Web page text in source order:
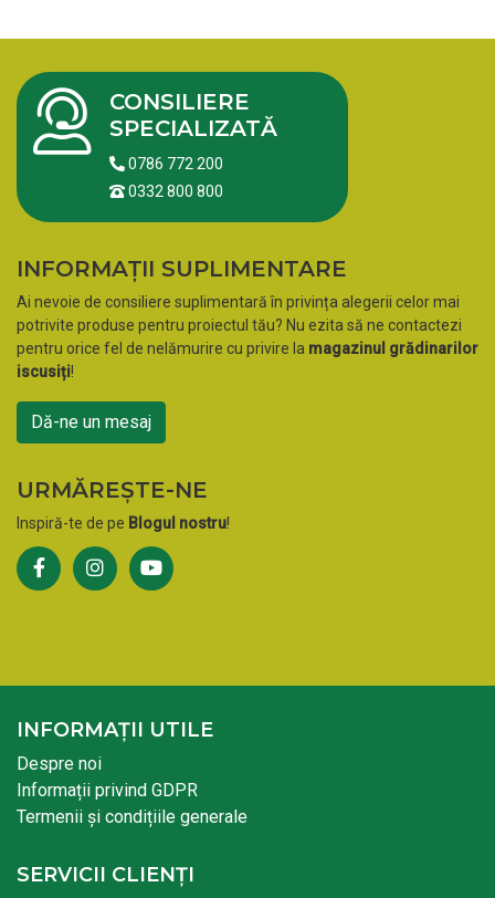
CONSILIERE
SPECIALIZATĂ
0786 772 200
0332 800 800
INFORMAȚII SUPLIMENTARE
Ai nevoie de consiliere suplimentară în privința alegerii celor mai
potrivite produse pentru proiectul tău? Nu ezita să ne contactezi
pentru orice fel de nelămurire cu privire la magazinul grădinarilor
iscusiți!
Dă-ne un mesaj
URMĂREȘTE-NE
Inspiră-te de pe Blogul nostru!
INFORMAȚII UTILE
Despre noi
Informații privind GDPR
Termenii și condițiile generale
SERVICII CLIENȚI